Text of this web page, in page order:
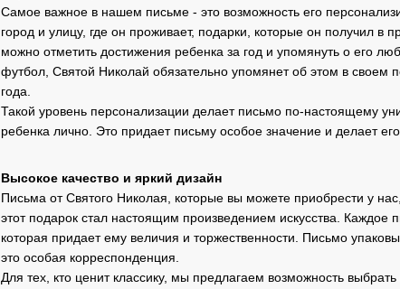
Самое важное в нашем письме - это возможность его
город и улицу, где он проживает, подарки, которые он получил
можно отметить достижения ребенка за год и упомянуть о его
футбол, Святой Николай обязательно упомянет об этом в своем
года.
Такой уровень персонализации делает письмо по-настоящему
ребенка лично. Это придает письму особое значение и делает
Высокое качество и яркий дизайн
Письма от Святого Николая, которые вы можете приобрести у
этот подарок стал настоящим произведением искусства.
которая придает ему величия и торжественности. Письмо
это особая корреспонденция.
Для тех, кто ценит классику, мы предлагаем возможность